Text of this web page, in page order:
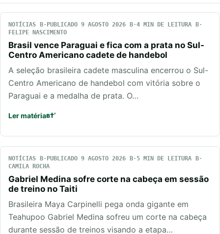
NOTÍCIAS PUBLICADO 9 AGOSTO 2026
4 MIN DE LEITURA
FELIPE NASCIMENTO
Brasil vence Paraguai e fica com a prata no Sul-
Centro Americano cadete de handebol
A seleção brasileira cadete masculina encerrou o Sul-
Centro Americano de handebol com vitória sobre o
Paraguai e a medalha de prata. O…
Ler matéria
NOTÍCIAS PUBLICADO 9 AGOSTO 2026
5 MIN DE LEITURA
CAMILA ROCHA
Gabriel Medina sofre corte na cabeça em sessão
de treino no Taiti
Brasileira Maya Carpinelli pega onda gigante em
Teahupoo Gabriel Medina sofreu um corte na cabeça
durante sessão de treinos visando a etapa…